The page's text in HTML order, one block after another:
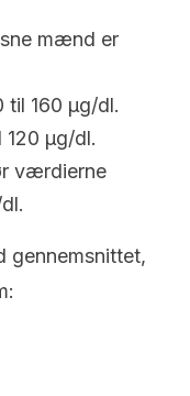
mænd er
til 160 μg/dl.
μg/dl.
værdierne
gennemsnittet,